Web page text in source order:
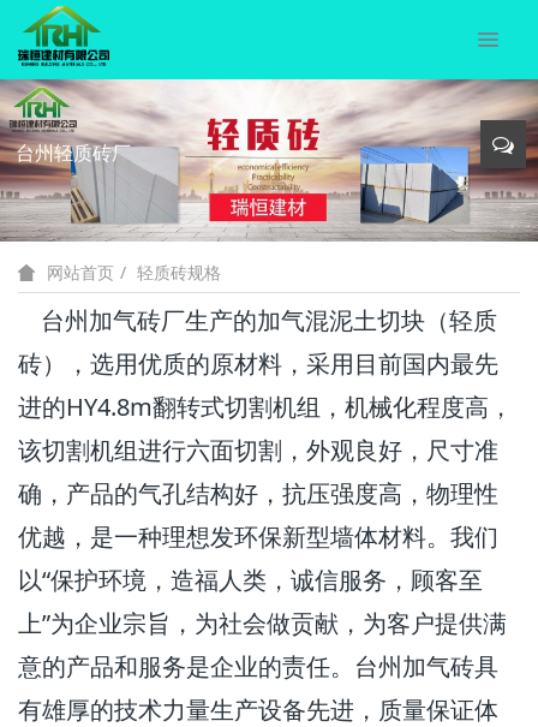
台州轻质砖厂
网站首页 轻质砖规格
台州加气砖厂生产的加气混泥土切块（轻质
砖），选用优质的原材料，采用目前国内最先
进的HY4.8m翻转式切割机组，机械化程度高，
该切割机组进行六面切割，外观良好，尺寸准
确，产品的气孔结构好，抗压强度高，物理性
优越，是一种理想发环保新型墙体材料。我们
以“保护环境，造福人类，诚信服务，顾客至
上”为企业宗旨，为社会做贡献，为客户提供满
意的产品和服务是企业的责任。台州加气砖具
有雄厚的技术力量生产设备先进，质量保证体